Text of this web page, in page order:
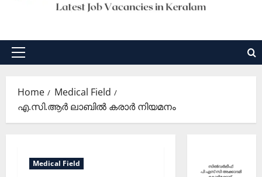
Primary
Home
Medical Field
എ.സി.ആർ ലാബിൽ കരാർ നിയമനം
Medical Field